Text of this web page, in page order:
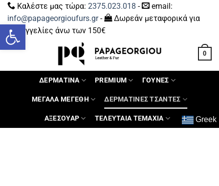
Ανοίξτε τη γραμμή εργαλείων
Καλέστε μας τώρα: 2375.023.018 -
email:
info@papageorgioufurs.gr-
Δωρεάν μεταφορικά για
παραγγελίες άνω των 150€
0
ΔΕΡΜΑΤΙΝΑ PREMIUM ΓΟΥΝΕΣ
ΜΕΓΑΛΑ ΜΕΓΕΘΗ ΔΕΡΜΑΤΙΝΕΣ ΤΣΑΝΤΕΣ
ΑΞΕΣΟΥΑΡ ΤΕΛΕΥΤΑΙΑ ΤΕΜΑΧΙΑ Greek